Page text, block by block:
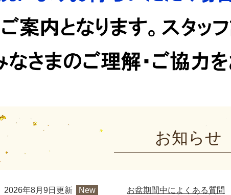
お知らせ
2026年8月9日更新 New お盆期間中によくある質問